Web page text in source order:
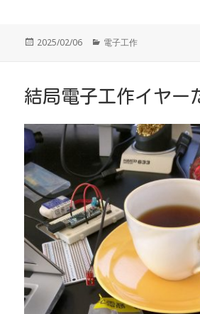
投
2025/02/06
カ
ー
電子工作
結局電子工作イヤー